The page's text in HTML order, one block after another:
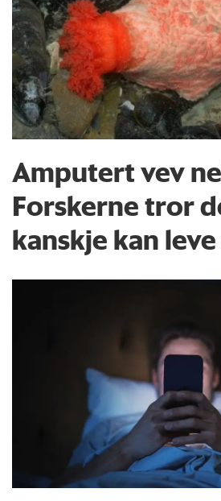
Amputert vev
Forskerne tror
kanskje kan